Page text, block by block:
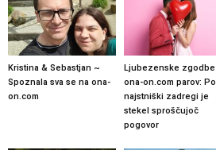
Kristina & Sebastjan ~
Spoznala sva se na ona-
on.com
Ljubezenske zgodbe
ona-on.com parov: Po
najstniški zadregi je
stekel sproščujoč
pogovor